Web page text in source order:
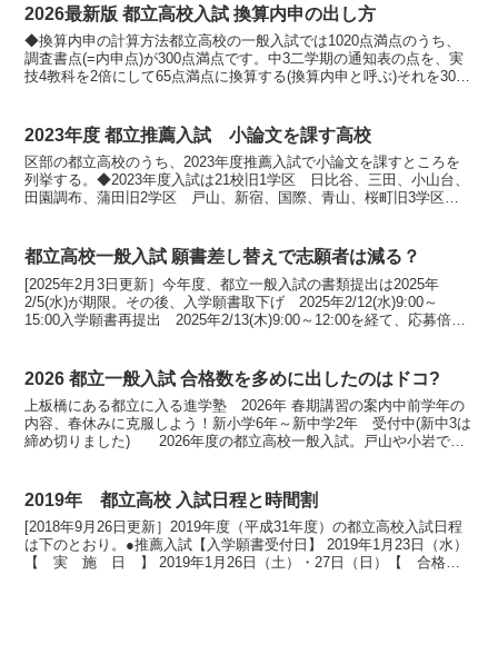
2026最新版 都立高校入試 換算内申の出し方
◆換算内申の計算方法都立高校の一般入試では1020点満点のうち、
調査書点(=内申点)が300点満点です。中3二学期の通知表の点を、実
技4教科を2倍にして65点満点に換算する(換算内申と呼ぶ)それを300
2023年度 都立推薦入試 小論文を課す高校
区部の都立高校のうち、2023年度推薦入試で小論文を課すところを
列挙する。◆2023年度入試は21校旧1学区 日比谷、三田、小山台、
田園調布、蒲田旧2学区 戸山、新宿、国際、青山、桜町旧3学区
都立高校一般入試 願書差し替えで志願者は減る？
[2025年2月3日更新］今年度、都立一般入試の書類提出は2025年
2/5(水)が期限。その後、入学願書取下げ 2025年2/12(水)9:00～
15:00入学願書再提出 2025年2/13(木)9:00～12:00を経て、応募倍率
2026 都立一般入試 合格数を多めに出したのはドコ?
上板橋にある都立に入る進学塾 2026年 春期講習の案内中前学年の
内容、春休みに克服しよう！新小学6年～新中学2年 受付中(新中3は
締め切りました) 2026年度の都立高校一般入試。戸山や小岩で入
2019年 都立高校 入試日程と時間割
[2018年9月26日更新］2019年度（平成31年度）の都立高校入試日程
は下のとおり。●推薦入試【入学願書受付日】 2019年1月23日（水）
【 実 施 日 】 2019年1月26日（土）・27日（日）【 合格発